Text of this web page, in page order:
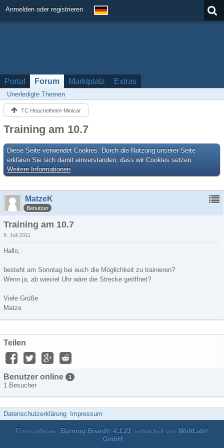
Anmelden oder registrieren
Portal Forum Marktplatz Extras
Unerledigte Themen
TC Heuchelheim-Minicar
Training am 10.7
Diese Seite verwendet Cookies. Durch die Nutzung unserer Seite
erklären Sie sich damit einverstanden, dass wir Cookies setzen.
Weitere Informationen
MatzeK
Benutzer
Training am 10.7
8. Juli 2011
Hallo,
besteht am Sonntag bei euch die Möglichkeit zu trainieren?
Wenn ja, ab wieviel Uhr wäre die Strecke geöffnet?
Viele Grüße
Matze
Teilen
Benutzer online 1
1 Besucher
Datenschutzerklärung Impressum
Forensoftware: Burning Board® 4.1.21, entwickelt von WoltLab®
GmbH